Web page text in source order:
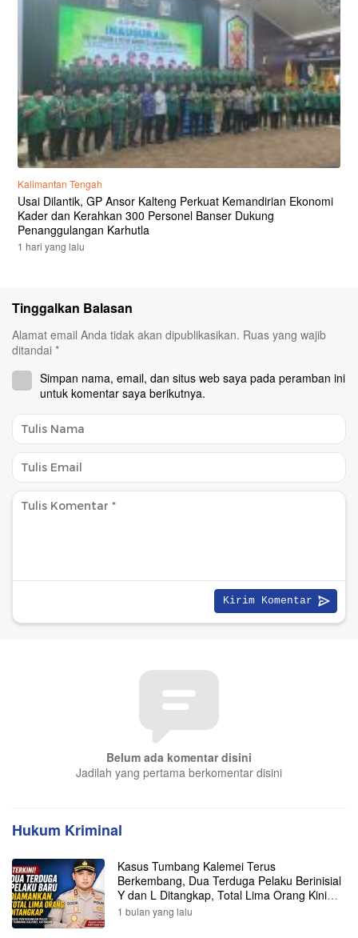
Kalimantan Tengah
Usai Dilantik, GP Ansor Kalteng Perkuat Kemandirian Ekonomi
Kader dan Kerahkan 300 Personel Banser Dukung
Penanggulangan Karhutla
1 hari yang lalu
Tinggalkan Balasan
Alamat email Anda tidak akan dipublikasikan. Ruas yang wajib
ditandai *
Simpan nama, email, dan situs web saya pada peramban ini
untuk komentar saya berikutnya.
Belum ada komentar disini
Jadilah yang pertama berkomentar disini
Hukum Kriminal
Kasus Tumbang Kalemei Terus
Berkembang, Dua Terduga Pelaku Berinisial
Y dan L Ditangkap, Total Lima Orang Kini
Diamankan Polisi
1 bulan yang lalu